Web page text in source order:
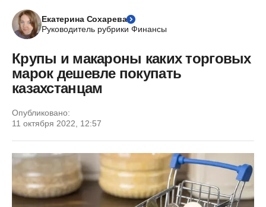
Екатерина Сохарева
Руководитель рубрики Финансы
Крупы и макароны каких торговых
марок дешевле покупать
казахстанцам
Опубликовано:
11 октября 2022, 12:57